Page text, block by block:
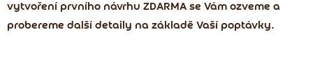
vytvoření prvního návrhu ZDARMA se Vám ozveme a
probereme další detaily na základě Vaší poptávky.